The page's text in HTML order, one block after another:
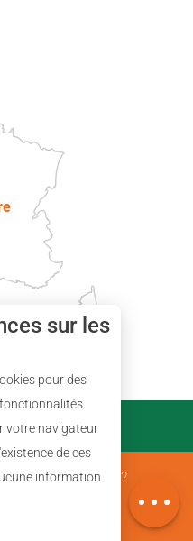
Description
Carte
Qui sommes nous ?
sur les
pour des
votre navigateur
de ces
information